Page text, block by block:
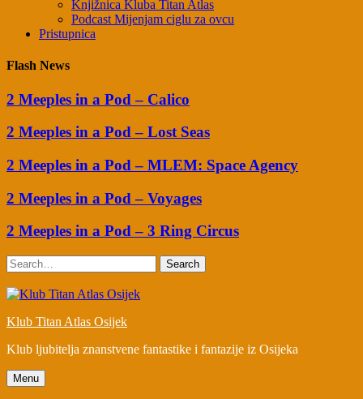
Knjižnica Kluba Titan Atlas
Podcast Mijenjam ciglu za ovcu
Pristupnica
Flash News
2 Meeples in a Pod – Calico
2 Meeples in a Pod – Lost Seas
2 Meeples in a Pod – MLEM: Space Agency
2 Meeples in a Pod – Voyages
2 Meeples in a Pod – 3 Ring Circus
Search
Klub Titan Atlas Osijek
Klub ljubitelja znanstvene fantastike i fantazije iz Osijeka
Menu